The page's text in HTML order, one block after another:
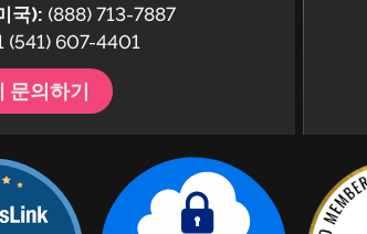
국): (888) 713-7887
(541) 607-4401
문의하기